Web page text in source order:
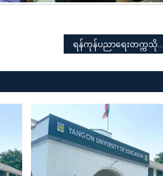
ရန်ကုန်ပညာရေးတက္ကသိုလ် (၅၃) ကြိမ်မြောက် ဘွဲ့နှင်းသဘင် အခမ်းအနား